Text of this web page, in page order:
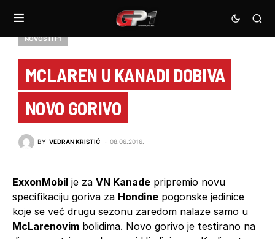
NOVOSTI F1
MCLAREN U KANADI DOBIVA
NOVO GORIVO
BY VEDRAN KRISTIĆ 08.06.2016.
ExxonMobil je za VN Kanade pripremio novu
specifikaciju goriva za Hondine pogonske jedinice
koje se već drugu sezonu zaredom nalaze samo u
McLarenovim bolidima. Novo gorivo je testirano na